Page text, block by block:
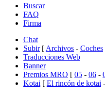
Buscar
FAQ
Firma
Chat
Subir [ Archivos - Coches
Traducciones Web
Banner
Premios MRO [ 05 - 06 -
Kotai [ El rincón de kotai -